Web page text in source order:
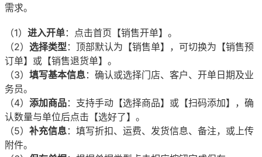
需求。
（1） 进入开单：点击首页【销售开单】。
（2） 选择类型 ：顶部默认为【销售单】，可切换为【销售预
订单】或【销售退货单】。
（3） 填写基本信息：确认或选择门店、客户、开单日期及业
务员。
（4） 添加商品：支持手动【选择商品】或【扫码添加】，确
认数量与单位后点击【选好了】。
（5） 补充信息：填写折扣、运费、发货信息、备注，或上传
附件。